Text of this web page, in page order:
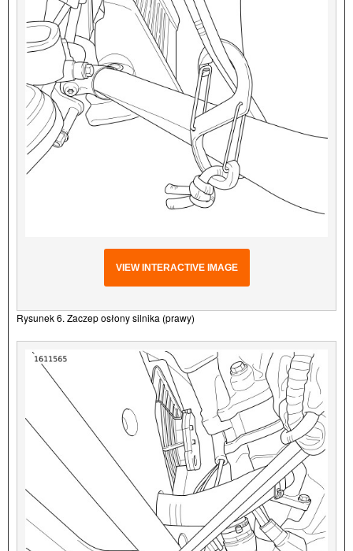
VIEW INTERACTIVE IMAGE
Rysunek 6. Zaczep osłony silnika (prawy)